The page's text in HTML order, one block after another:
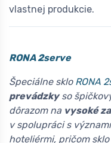
vlastnej produkcie.
RONA 2serve
Špeciálne sklo RONA
prevádzkyso
dôrazom na vysoké
v spolupráci s
hoteliérmi, pričom